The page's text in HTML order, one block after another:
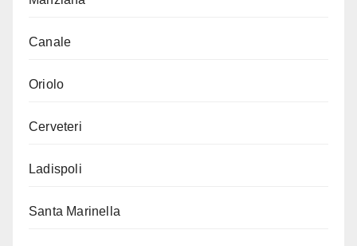
Canale
Oriolo
Cerveteri
Ladispoli
Santa Marinella